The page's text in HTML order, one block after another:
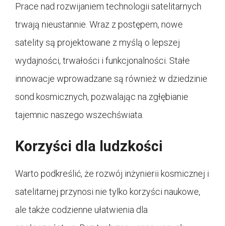
Prace nad rozwijaniem technologii satelitarnych
trwają nieustannie. Wraz z postępem, nowe
satelity są projektowane z myślą o lepszej
wydajności, trwałości i funkcjonalności. Stałe
innowacje wprowadzane są również w dziedzinie
sond kosmicznych, pozwalając na zgłębianie
tajemnic naszego wszechświata.
Korzyści dla ludzkości
Warto podkreślić, że rozwój inżynierii kosmicznej i
satelitarnej przynosi nie tylko korzyści naukowe,
ale także codzienne ułatwienia dla